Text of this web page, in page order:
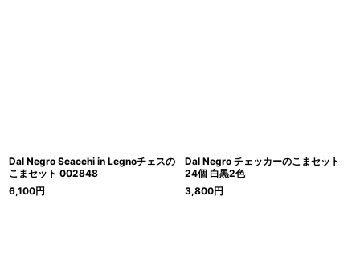
Dal Negro Scacchi in Legnoチェスの
こまセット 002848
6,100円
Dal Negro チェッカーのこまセット
24個 白黒2色
3,800円